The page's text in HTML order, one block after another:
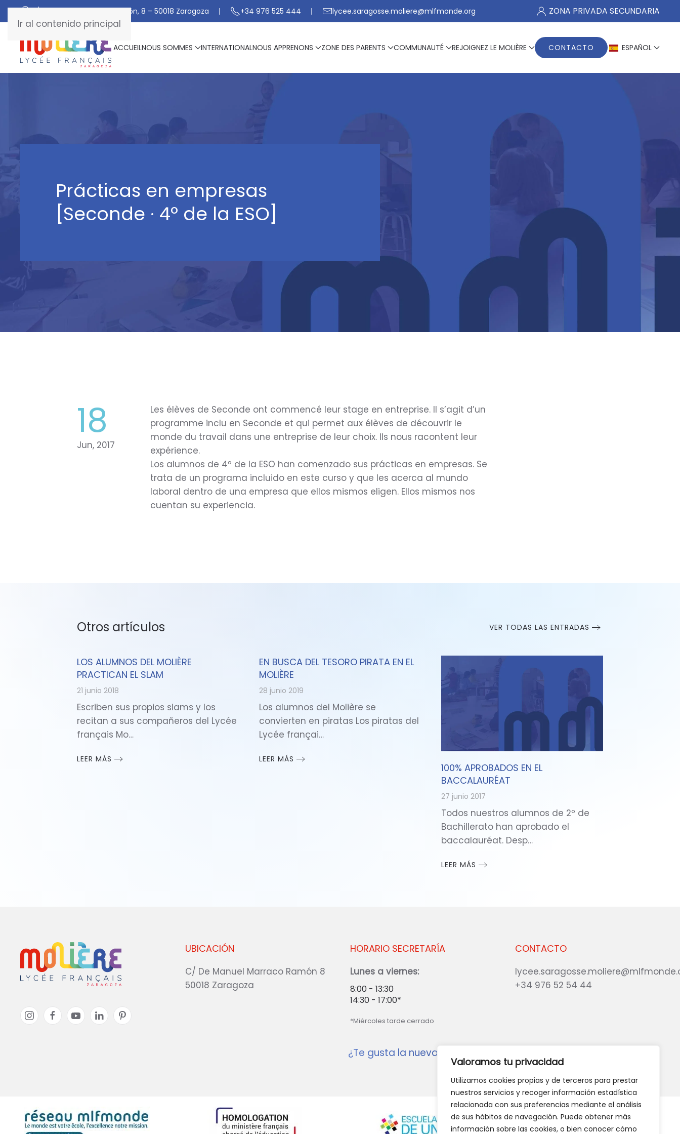
Valoramos tu privacidad
Utilizamos cookies propias y de terceros para prestar
nuestros servicios y recoger información estadística
relacionada con sus preferencias mediante el análisis
de sus hábitos de navegación. Puede obtener más
información sobre las cookies, o bien conocer cómo
Ir al contenido principal
C/ De Manuel Marraco Ramón, 8 – 50018 Zaragoza +34 976 525 444 lycee.saragosse.moliere@mlfmonde.org ZONA PRIVADA SECUNDARIA
ACCUEILNOUS SOMMES INTERNATIONALNOUS APPRENONS ZONE DES PARENTS COMMUNAUTÉ REJOIGNEZ LE MOLIÈRE CONTACTO ESPAÑOL
Prácticas en empresas
[Seconde · 4º de la ESO]
18
Jun, 2017
Les élèves de Seconde ont commencé leur stage en entreprise. Il s’agit d’un
programme inclu en Seconde et qui permet aux élèves de découvrir le
monde du travail dans une entreprise de leur choix. Ils nous racontent leur
expérience.
Los alumnos de 4º de la ESO han comenzado sus prácticas en empresas. Se
trata de un programa incluido en este curso y que les acerca al mundo
laboral dentro de una empresa que ellos mismos eligen. Ellos mismos nos
cuentan su experiencia.
Otros artículos VER TODAS LAS ENTRADAS
LOS ALUMNOS DEL MOLIÈRE
PRACTICAN EL SLAM
21 junio 2018
Escriben sus propios slams y los
recitan a sus compañeros del Lycée
français Mo…
LEER MÁS
EN BUSCA DEL TESORO PIRATA EN EL
MOLIÈRE
28 junio 2019
Los alumnos del Molière se
convierten en piratas Los piratas del
Lycée françai…
LEER MÁS
100% APROBADOS EN EL
BACCALAURÉAT
27 junio 2017
Todos nuestros alumnos de 2º de
Bachillerato han aprobado el
baccalauréat. Desp…
LEER MÁS
UBICACIÓN
C/ De Manuel Marraco Ramón 8
50018 Zaragoza
CONTACTO
+34 976 52 54 44
HORARIO SECRETARÍA
Lunes a viernes:
8:00 - 13:30
14:30 - 17:00*
*Miércoles tarde cerrado
¿Te gusta la nueva web?